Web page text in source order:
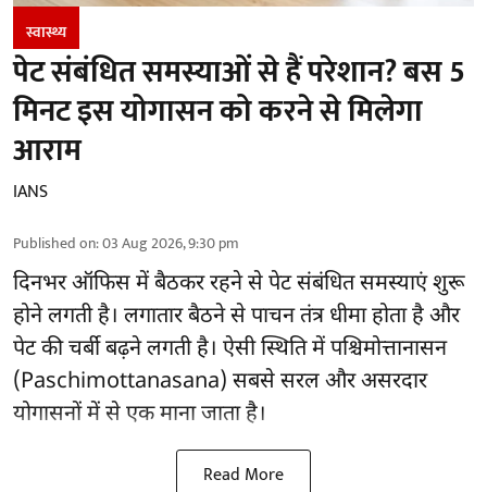
स्वास्थ्य
पेट संबंधित समस्याओं से हैं परेशान? बस 5
मिनट इस योगासन को करने से मिलेगा
आराम
IANS
Published on:03 Aug 2026, 9:30 pm
दिनभर ऑफिस में बैठकर रहने से पेट संबंधित समस्याएं शुरू
होने लगती है। लगातार बैठने से पाचन तंत्र धीमा होता है और
पेट की चर्बी बढ़ने लगती है। ऐसी स्थिति में पश्चिमोत्तानासन
(Paschimottanasana) सबसे सरल औरअसरदार
योगासनोंमें से एक माना जाता है।
Read More